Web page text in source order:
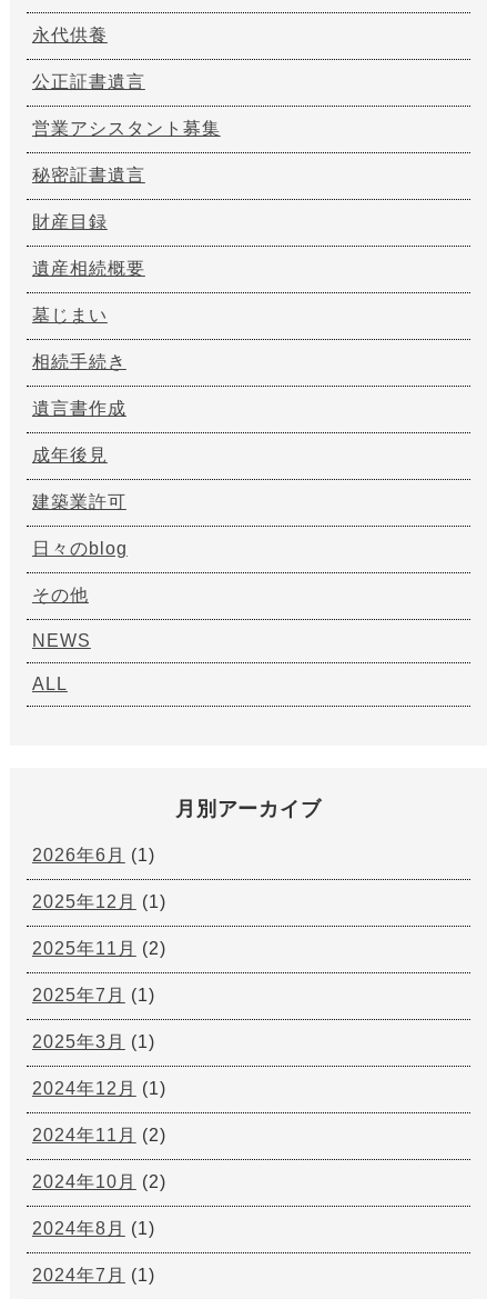
永代供養
公正証書遺言
営業アシスタント募集
秘密証書遺言
財産目録
遺産相続概要
墓じまい
相続手続き
遺言書作成
成年後見
建築業許可
日々のblog
その他
NEWS
ALL
月別アーカイブ
2026年6月 (1)
2025年12月 (1)
2025年11月 (2)
2025年7月 (1)
2025年3月 (1)
2024年12月 (1)
2024年11月 (2)
2024年10月 (2)
2024年8月 (1)
2024年7月 (1)